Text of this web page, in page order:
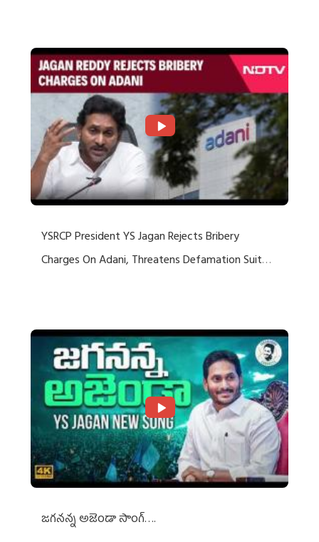
YSRCP President YS Jagan Rejects Bribery
Charges On Adani, Threatens Defamation Suit
జగనన్న అజెండా సాంగ్….